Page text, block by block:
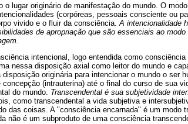
o lugar originário de manifestação do mundo. O
(corpóreas, pessoais consciente ou
vivido e o fluir da consciência. A intencionalidade
de apropriação que são essenciais ao
intencional, logo entendida como
nessa disposição axial como leitor do mundo e
originária para intencionar o mundo o ser
(intrauterina) até o final do curso de sua
do mundo. Transcendental é sua subjetividade
como transcendental a vida subjetiva e
das coisas. A "consciência encarnada" é um modo
não é um subproduto de uma consciência